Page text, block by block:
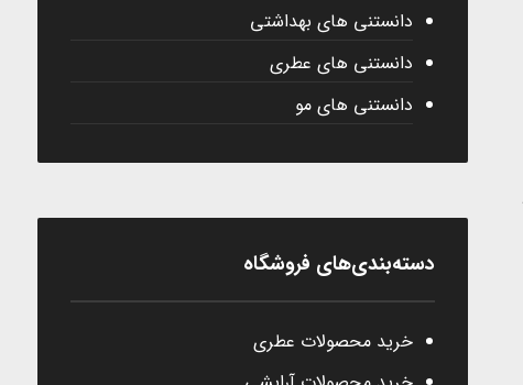
دانستنی های بهداشتی
دانستنی های عطری
دانستنی های مو
دسته‌بندی‌های فروشگاه
خرید محصولات عطری